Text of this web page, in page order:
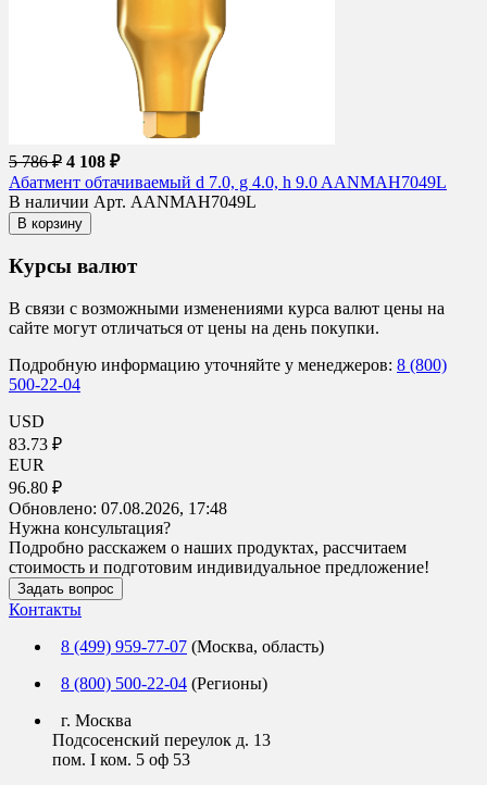
5 786 ₽ 4 108 ₽
Абатмент обтачиваемый d 7.0, g 4.0, h 9.0 AANMAH7049L
В наличии Арт. AANMAH7049L
В корзину
Курсы валют
В связи с возможными изменениями курса валют цены на
сайте могут отличаться от цены на день покупки.
Подробную информацию уточняйте у менеджеров: 8 (800)
500-22-04
USD
83.73 ₽
EUR
96.80 ₽
Обновлено: 07.08.2026, 17:48
Нужна консультация?
Подробно расскажем о наших продуктах, рассчитаем
стоимость и подготовим индивидуальное предложение!
Задать вопрос
Контакты
8 (499) 959-77-07 (Москва, область)
8 (800) 500-22-04 (Регионы)
г. Москва
Подсосенский переулок д. 13
пом. I ком. 5 оф 53